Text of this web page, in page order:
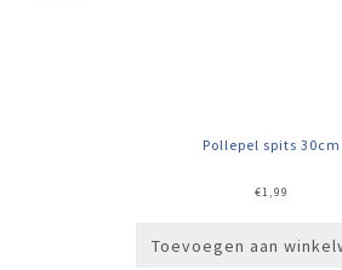
Pollepel spits 30cm
€1,99
Toevoegen aan